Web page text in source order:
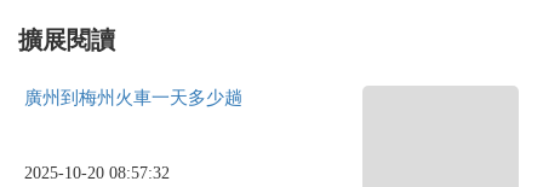
擴展閱讀
廣州到梅州火車一天多少趟
2025-10-20 08:57:32